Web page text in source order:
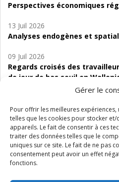
Gérer le
Pour offrir les meilleures
telles que les cookies pour stocker
appareils. Le fait de consentir à ces
traiter des données telles que le
uniques sur ce site. Le fait de ne pas
consentement peut avoir un effet
fonctions.
Perspectives économiques
13 Juil 2026
Analyses endogènes et
09 Juil 2026
Regards croisés des
de jour de bas seuil en
06 Juil 2026
Étude d’évaluabilité des
d’accompagnement à
01 Juil 2026
Pénurie du personnel